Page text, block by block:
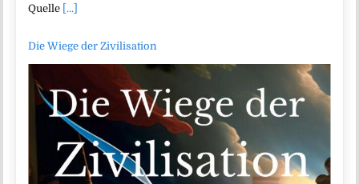
Quelle [...]
Die Wiege der Zivilisation